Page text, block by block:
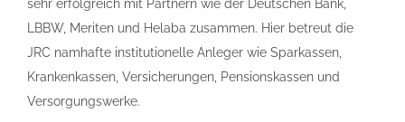
sehr erfolgreich mit Partnern wie der Deutschen Bank,
LBBW, Meriten und Helaba zusammen. Hier betreut die
JRC namhafte institutionelle Anleger wie Sparkassen,
Krankenkassen, Versicherungen, Pensionskassen und
Versorgungswerke.